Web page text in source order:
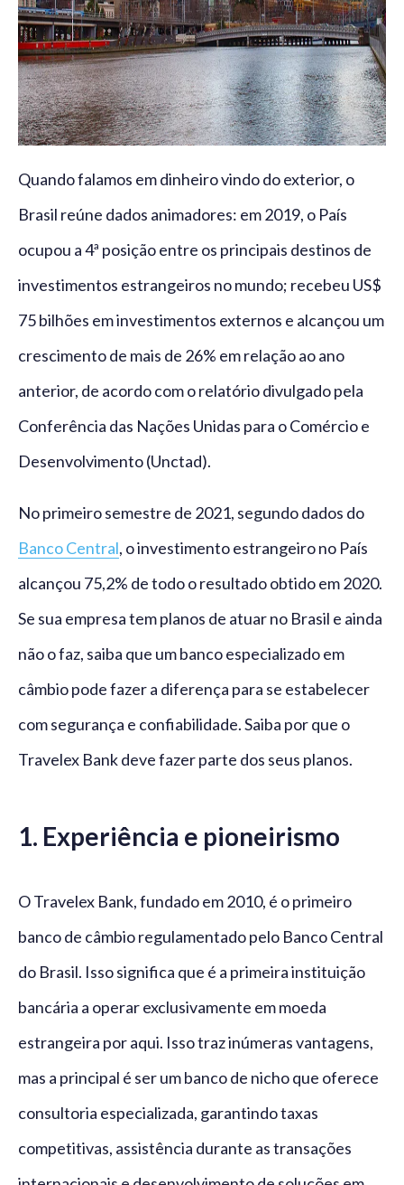
Quando falamos em dinheiro vindo do exterior, o
Brasil reúne dados animadores: em 2019, o País
ocupou a 4ª posição entre os principais destinos de
investimentos estrangeiros no mundo; recebeu US$
75 bilhões em investimentos externos e alcançou um
crescimento de mais de 26% em relação ao ano
anterior, de acordo com o relatório divulgado pela
Conferência das Nações Unidas para o Comércio e
Desenvolvimento (Unctad).
No primeiro semestre de 2021, segundo dados do
Banco Central, o investimento estrangeiro no País
alcançou 75,2% de todo o resultado obtido em 2020.
Se sua empresa tem planos de atuar no Brasil e ainda
não o faz, saiba que um banco especializado em
câmbio pode fazer a diferença para se estabelecer
com segurança e confiabilidade. Saiba por que o
Travelex Bank deve fazer parte dos seus planos.
1. Experiência e pioneirismo
O Travelex Bank, fundado em 2010, é o primeiro
banco de câmbio regulamentado pelo Banco Central
do Brasil. Isso significa que é a primeira instituição
bancária a operar exclusivamente em moeda
estrangeira por aqui. Isso traz inúmeras vantagens,
mas a principal é ser um banco de nicho que oferece
consultoria especializada, garantindo taxas
competitivas, assistência durante as transações